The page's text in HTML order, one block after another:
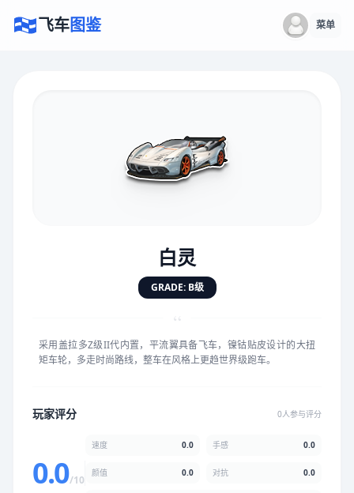
飞车图鉴 菜单
白灵
GRADE: B级
“
采用盖拉多Z级II代内置，平流翼具备飞车，镍钴贴皮设计的大扭
矩车轮，多走时尚路线，整车在风格上更趋世界级跑车。
玩家评分 0人参与评分
0.0/10
速度 0.0 手感 0.0
颜值 0.0 对抗 0.0
★★★★★★
手感 5.0分
★★ ★ ★